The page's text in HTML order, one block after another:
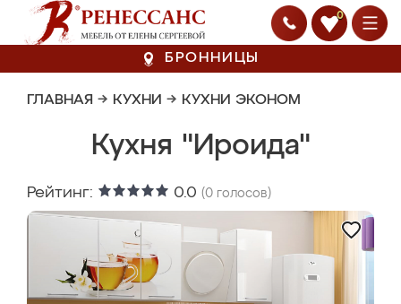
0
БРОННИЦЫ
ГЛАВНАЯ → КУХНИ → КУХНИ ЭКОНОМ
Кухня "Ироида"
Рейтинг: 0.0 (0 голосов)